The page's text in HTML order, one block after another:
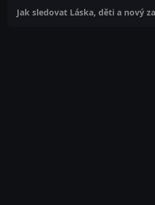
Jak sledovat Láska, děti a nový